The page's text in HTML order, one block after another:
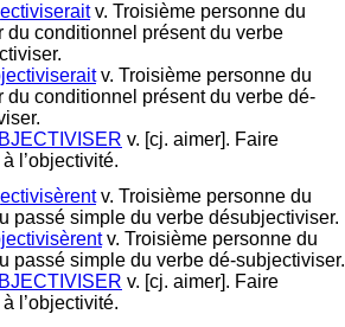
v. Troisième personne du
du conditionnel présent du verbe
v. Troisième personne du
du conditionnel présent du verbe dé-
v. [cj. aimer]. Faire
l’objectivité.
v. Troisième personne du
passé simple du verbe désubjectiviser.
v. Troisième personne du
passé simple du verbe dé-subjectiviser.
v. [cj. aimer]. Faire
l’objectivité.